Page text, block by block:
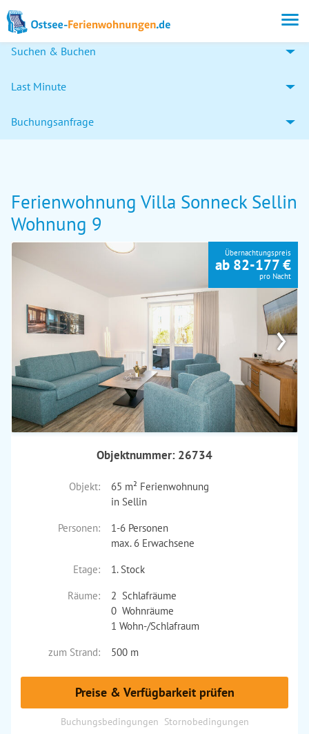
Suchen & Buchen
Last Minute
Buchungsanfrage
Ferienwohnung Villa Sonneck Sellin
Wohnung 9
›
Übernachtungspreis
ab 82-177 €
pro Nacht
Objektnummer: 26734
Objekt:
65 m² Ferienwohnung
in Sellin
Personen:
1-6 Personen
max. 6 Erwachsene
Etage:
1. Stock
Räume:
2 Schlafräume
0 Wohnräume
1 Wohn-/Schlafraum
zum Strand:
500 m
Preise & Verfügbarkeit prüfen
Buchungsbedingungen Stornobedingungen